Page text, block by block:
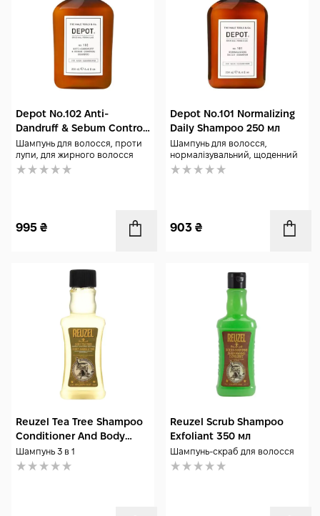
Depot No.102 Anti-
Dandruff & Sebum Control
Shampoo 250 мл
Шампунь для волосся, проти
лупи, для жирного волосся
995 ₴
Depot No.101 Normalizing
Daily Shampoo 250 мл
Шампунь для волосся,
нормалізувальний, щоденний
903 ₴
Reuzel Tea Tree Shampoo
Conditioner And Body
Wash 350 мл
Шампунь 3 в 1
Reuzel Scrub Shampoo
Exfoliant 350 мл
Шампунь-скраб для волосся